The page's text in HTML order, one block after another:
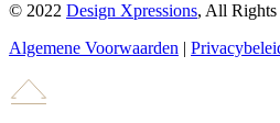
© 2022 Design Xpressions, All Rights
Algemene Voorwaarden |